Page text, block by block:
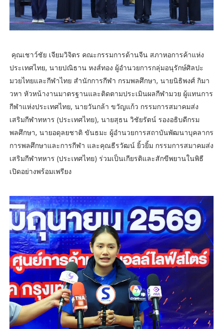
คุณเชาว์ชัย เจียมวิจิตร คณะกรรมการด้านจีน สภาหอการค้าแห่ง
ประเทศไทย, นายปณิธาน หงส์ทอง ผู้อำนวยการกลุ่มอนุรักษ์ศิลปะ
มวยไทยและกีฬาไทย สำนักการกีฬา กรมพลศึกษา, นายนิธิพงศ์ กิมา
วหา หัวหน้างานมาตรฐานและติดตามประเมินผลกีฬามวย ผู้แทนการ
กีฬาแห่งประเทศไทย, นายวันกล้า ขวัญแก้ว กรรมการสมาคมส่ง
เสริมกีฬาทหาร (ประเทศไทย), นายสุธน วิชัยรัตน์ รองอธิบดีกรม
พลศึกษา, นายอดุลยชาติ ขันธมะ ผู้อำนวยการสถาบันพัฒนาบุคลากร
การพลศึกษาและการกีฬา และคุณธีรวัฒน์ ยิ้วยิ้ม กรรมการสมาคมส่ง
เสริมกีฬาทหาร (ประเทศไทย) ร่วมเป็นเกียรติและสักขีพยานในพิธี
เปิดอย่างพร้อมเพรียง